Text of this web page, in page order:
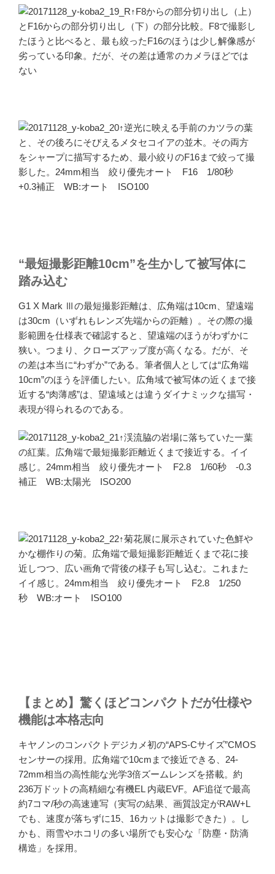
↑F8からの部分切り出し（上）
とF16からの部分切り出し（下）の部分比較。F8で撮影し
たほうと比べると、最も絞ったF16のほうは少し解像感が
劣っている印象。だが、その差は通常のカメラほどでは
ない
↑逆光に映える手前のカツラの葉
と、その後ろにそびえるメタセコイアの並木。その両方
をシャープに描写するため、最小絞りのF16まで絞って撮
影した。24mm相当 絞り優先オート F16 1/80秒
+0.3補正 WB:オート ISO100
“最短撮影距離10cm”を生かして被写体に
踏み込む
G1 X Mark Ⅲの最短撮影距離は、広角端は10cm、望遠端
は30cm（いずれもレンズ先端からの距離）。その際の撮
影範囲を仕様表で確認すると、望遠端のほうがわずかに
狭い。つまり、クローズアップ度が高くなる。だが、そ
の差は本当に“わずか”である。筆者個人としては“広角端
10cm”のほうを評価したい。広角域で被写体の近くまで接
近する“肉薄感”は、望遠域とは違うダイナミックな描写・
表現が得られるのである。
↑渓流脇の岩場に落ちていた一葉
の紅葉。広角端で最短撮影距離近くまで接近する。イイ
感じ。24mm相当 絞り優先オート F2.8 1/60秒 -0.3
補正 WB:太陽光 ISO200
↑菊花展に展示されていた色鮮や
かな棚作りの菊。広角端で最短撮影距離近くまで花に接
近しつつ、広い画角で背後の様子も写し込む。これまた
イイ感じ。24mm相当 絞り優先オート F2.8 1/250
秒 WB:オート ISO100
【まとめ】驚くほどコンパクトだが仕様や
機能は本格志向
キヤノンのコンパクトデジカメ初の“APS-Cサイズ”CMOS
センサーの採用。広角端で10cmまで接近できる、24-
72mm相当の高性能な光学3倍ズームレンズを搭載。約
236万ドットの高精細な有機EL 内蔵EVF。AF追従で最高
約7コマ/秒の高速連写（実写の結果、画質設定がRAW+L
でも、速度が落ちずに15、16カットは撮影できた）。し
かも、雨雪やホコリの多い場所でも安心な「防塵・防滴
構造」を採用。